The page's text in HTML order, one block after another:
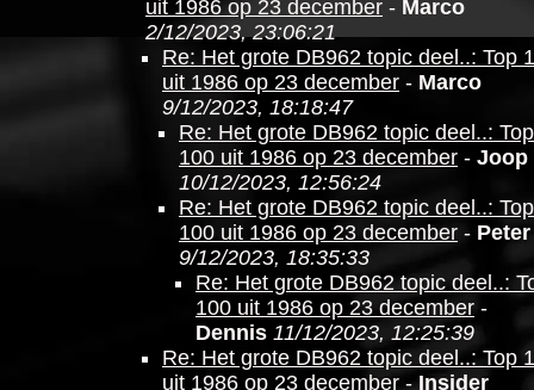
uit 1986 op 23 december - Marco
2/12/2023, 23:06:21
Re: Het grote DB962 topic deel..: Top
uit 1986 op 23 december - Marco
9/12/2023, 18:18:47
Re: Het grote DB962 topic deel..: Top
100 uit 1986 op 23 december - Joop
10/12/2023, 12:56:24
Re: Het grote DB962 topic deel..: Top
100 uit 1986 op 23 december - Peter
9/12/2023, 18:35:33
Re: Het grote DB962 topic deel..:
100 uit 1986 op 23 december -
Dennis 11/12/2023, 12:25:39
Re: Het grote DB962 topic deel..: Top
uit 1986 op 23 december -Insider